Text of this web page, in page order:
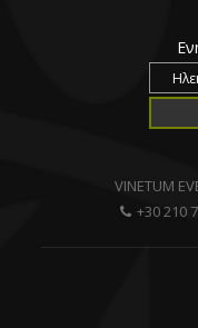
VINETUM
+30 210